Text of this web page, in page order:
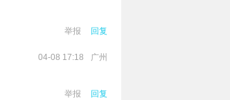
举报 回复
04-08 17:18 广州
举报 回复